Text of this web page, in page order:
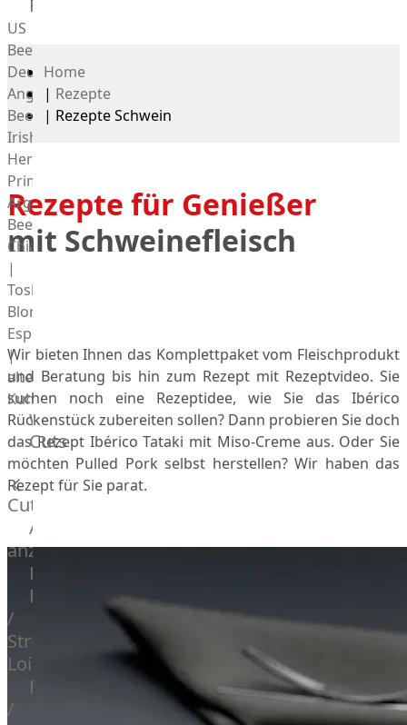
Rind
US
Beef
Deutsches
Angus
Beef
Irish
Hereford
Prime
Argentina
Beef
Chianina
|
Toskana
Blonda
Espanola
|
alte
Kuh
Wagyu
Beef
Morgan
Ranch
Wagyu
Japanisches
Wagyu
Beef
Kobe
Wagyu
Australian
Wagyu
Cuts
Cuts
Alle
anzeigen
Filet
Rumpsteak
/
Strip
Loin
Entrecote
/
Home
| Rezepte
| Rezepte Schwein
Rezepte für Genießer
mit Schweinefleisch
Wir bieten Ihnen das Komplettpaket vom Fleischprodukt
und Beratung bis hin zum Rezept mit Rezeptvideo. Sie
suchen noch eine Rezeptidee, wie Sie das Ibérico
Rückenstück zubereiten sollen? Dann probieren Sie doch
das Rezept Ibérico Tataki mit Miso-Creme aus. Oder Sie
möchten Pulled Pork selbst herstellen? Wir haben das
Rezept für Sie parat.